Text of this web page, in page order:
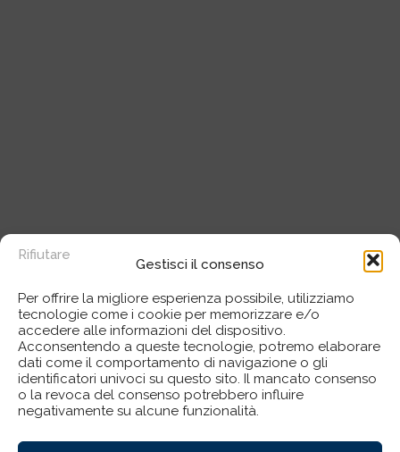
Gestisci il consenso
Per offrire la migliore esperienza possibile, utilizziamo
tecnologie come i cookie per memorizzare e/o
accedere alle informazioni del dispositivo.
Acconsentendo a queste tecnologie, potremo elaborare
dati come il comportamento di navigazione o gli
identificatori univoci su questo sito. Il mancato consenso
o la revoca del consenso potrebbero influire
negativamente su alcune funzionalità.
Rifiutare